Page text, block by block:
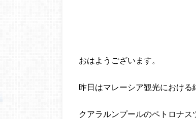
おはようございます。
昨日はマレーシア観光における
クアラルンプールのペトロナ